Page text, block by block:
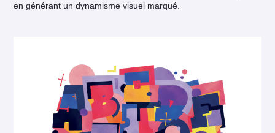
en générant un dynamisme visuel marqué.